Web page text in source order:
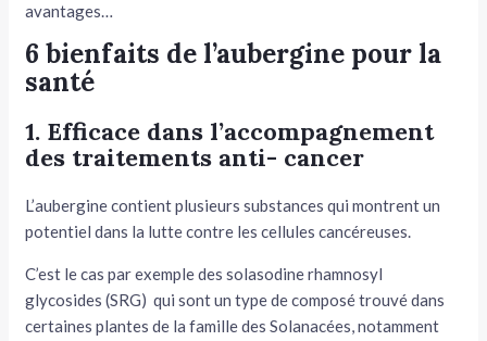
avantages…
6 bienfaits de l’aubergine pour la
santé
1. Efficace dans l’accompagnement
des traitements anti- cancer
L’aubergine contient plusieurs substances qui montrent un
potentiel dans la lutte contre les cellules cancéreuses.
C’est le cas par exemple des solasodine rhamnosyl
glycosides (SRG) qui sont un type de composé trouvé dans
certaines plantes de la famille des Solanacées, notamment